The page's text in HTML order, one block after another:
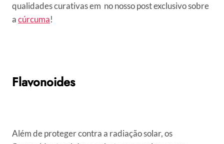
qualidades curativas em no nosso post exclusivo sobre
acúrcuma!
Flavonoides
Além de proteger contra a radiação solar, os